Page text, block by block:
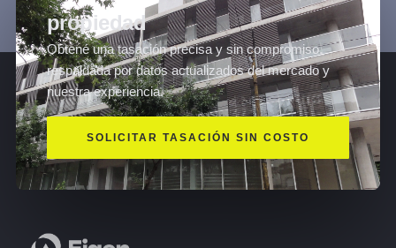
propiedad
Obtené una tasación precisa y sin compromiso,
respaldada por datos actualizados del mercado y
nuestra experiencia.
SOLICITAR TASACIÓN SIN COSTO